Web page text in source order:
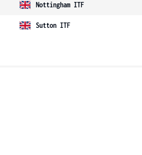
Nottingham ITF
Sutton ITF